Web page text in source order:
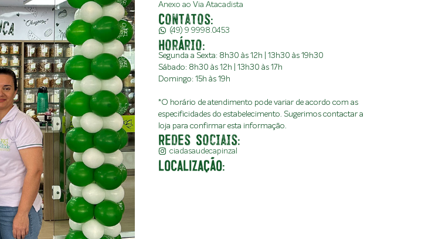
Anexo ao Via Atacadista
Contatos:
(49) 9 9998.0453
Horário:
Segunda a Sexta: 8h30 às 12h | 13h30 às 19h30
Sábado: 8h30 às 12h | 13h30 às 17h
Domingo: 15h às 19h
*O horário de atendimento pode variar de acordo com as
especificidades do estabelecimento. Sugerimos contactar a
loja para confirmar esta informação.
Redes Sociais:
ciadasaudecapinzal
LOCALIZAÇÃO: